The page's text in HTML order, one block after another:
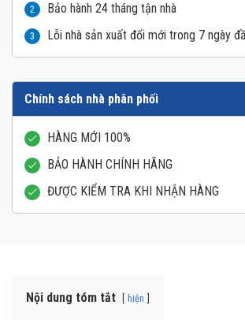
2 Bảo hành 24 tháng tận nhà
3 Lỗi nhà sản xuất đổi mới trong 7 ngày
Chính sách nhà phân phối
HÀNG MỚI 100%
BẢO HÀNH CHÍNH HÃNG
ĐƯỢC KIỂM TRA KHI NHẬN HÀNG
Nội dung tóm tắt hiện